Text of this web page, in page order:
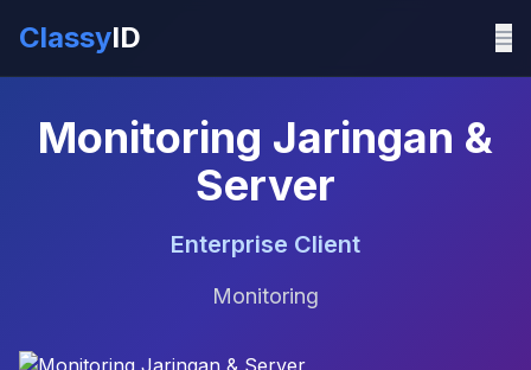
ClassyID
Monitoring Jaringan &
Server
Enterprise Client
Monitoring